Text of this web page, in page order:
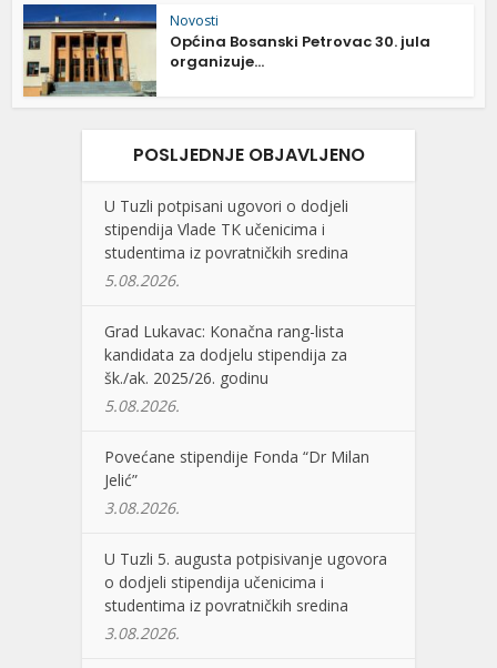
Novosti
Općina Bosanski Petrovac 30. jula
organizuje...
POSLJEDNJE OBJAVLJENO
U Tuzli potpisani ugovori o dodjeli
stipendija Vlade TK učenicima i
studentima iz povratničkih sredina
5.08.2026.
Grad Lukavac: Konačna rang-lista
kandidata za dodjelu stipendija za
šk./ak. 2025/26. godinu
5.08.2026.
Povećane stipendije Fonda “Dr Milan
Jelić”
3.08.2026.
U Tuzli 5. augusta potpisivanje ugovora
o dodjeli stipendija učenicima i
studentima iz povratničkih sredina
3.08.2026.